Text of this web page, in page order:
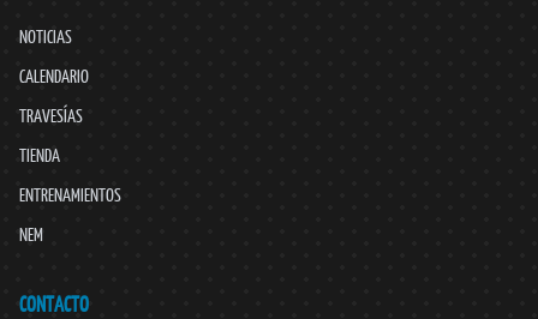
NOTICIAS
CALENDARIO
TRAVESÍAS
TIENDA
ENTRENAMIENTOS
NEM
CONTACTO